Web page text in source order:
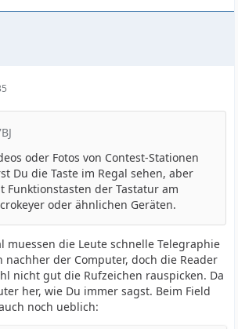
oder Fotos von Contest-Stationen
Du die Taste im Regal sehen, aber
Funktionstasten der Tastatur am
oder ähnlichen Geräten.
muessen die Leute schnelle Telegraphie
nachher der Computer, doch die Reader
nicht gut die Rufzeichen rauspicken. Da
her, wie Du immer sagst. Beim Field
noch ueblich: